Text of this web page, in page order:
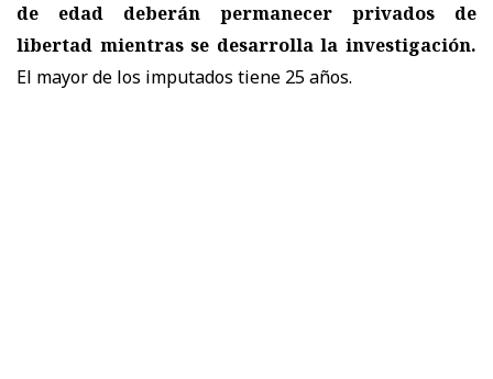
de edad deberán permanecer privados de
libertad mientras se desarrolla la investigación.
El mayor de los imputados tiene 25 años.